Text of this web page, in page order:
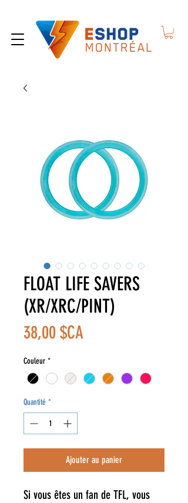
FLOAT LIFE SAVERS
(XR/XRC/PINT)
38,00 $CA
Couleur *
Quantité *
Ajouter au panier
Si vous êtes un fan de TFL, vous